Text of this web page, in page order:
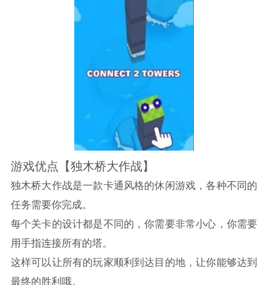
游戏优点【独木桥大作战】
独木桥大作战是一款卡通风格的休闲游戏，各种不同的
任务需要你完成。
每个关卡的设计都是不同的，你需要非常小心，你需要
用手指连接所有的塔。
这样可以让所有的玩家顺利到达目的地，让你能够达到
最终的胜利哦。